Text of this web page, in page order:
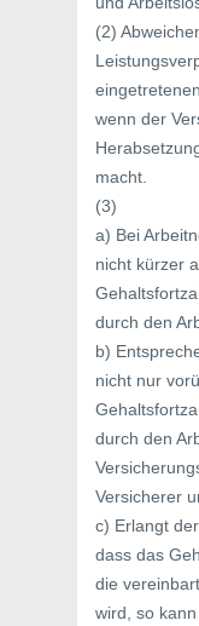
(2)
wenn der
macht.
(3)
a) Bei
nicht kürzer
durch den
b)
nicht nur
durch den
Versicherer
c) Erlangt
dass das
die
wird, so